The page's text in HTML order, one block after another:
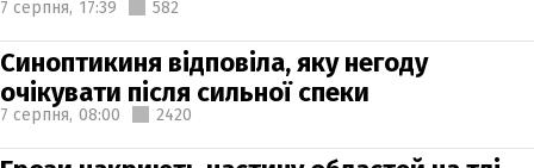
7 серпня, 17:39 582
Синоптикиня відповіла, яку негоду
очікувати після сильної спеки
7 серпня, 08:00 2420